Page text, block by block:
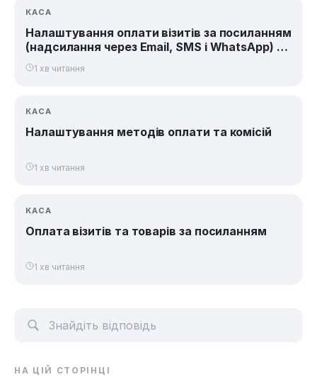
КАСА
Налаштування оплати візитів за посиланням
(надсилання через Email, SMS і WhatsApp) /
QR-кодом
1 хв читання
КАСА
Налаштування методів оплати та комісій
1 хв читання
КАСА
Оплата візитів та товарів за посиланням
1 хв читання
НА ЦІЙ СТОРІНЦІ